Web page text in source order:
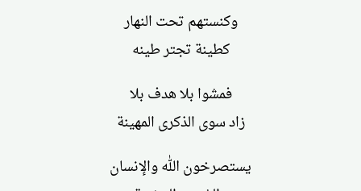
وكنستهم تحت النهار
كطينة تجتر طينه
فمشوا بلا هدف بلا
زاد سوى الذكرى المهينة
يستصرخون الله والإنسان